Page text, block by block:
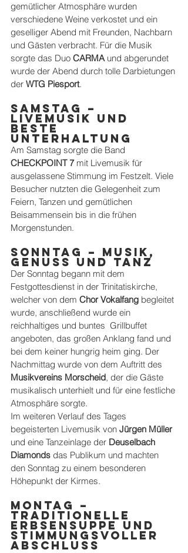
gemütlicher Atmosphäre wurden
verschiedene Weine verkostet und ein
geselliger Abend mit Freunden, Nachbarn
und Gästen verbracht. Für die Musik
sorgte das Duo CARMA und abgerundet
wurde der Abend durch tolle Darbietungen
der WTG Piesport.
Samstag –
Livemusik und
beste
Unterhaltung
Am Samstag sorgte die Band
CHECKPOINT 7 mit Livemusik für
ausgelassene Stimmung im Festzelt. Viele
Besucher nutzten die Gelegenheit zum
Feiern, Tanzen und gemütlichen
Beisammensein bis in die frühen
Morgenstunden.
Sonntag – Musik,
Genuss und Tanz
Der Sonntag begann mit dem
Festgottesdienst in der Trinitatiskirche,
welcher von dem Chor Vokalfang begleitet
wurde, anschließend wurde ein
reichhaltiges und buntes  Grillbuffet
angeboten, das großen Anklang fand und
bei dem keiner hungrig heim ging. Der
Nachmittag wurde von dem Auftritt des
Musikvereins Morscheid, der die Gäste
musikalisch unterhielt und für eine festliche
Atmosphäre sorgte.
Im weiteren Verlauf des Tages
begeisterten Livemusik von Jürgen Müller
und eine Tanzeinlage der Deuselbach
Diamonds das Publikum und machten
den Sonntag zu einem besonderen
Höhepunkt der Kirmes.
Montag –
Traditionelle
Erbsensuppe und
stimmungsvoller
Abschluss